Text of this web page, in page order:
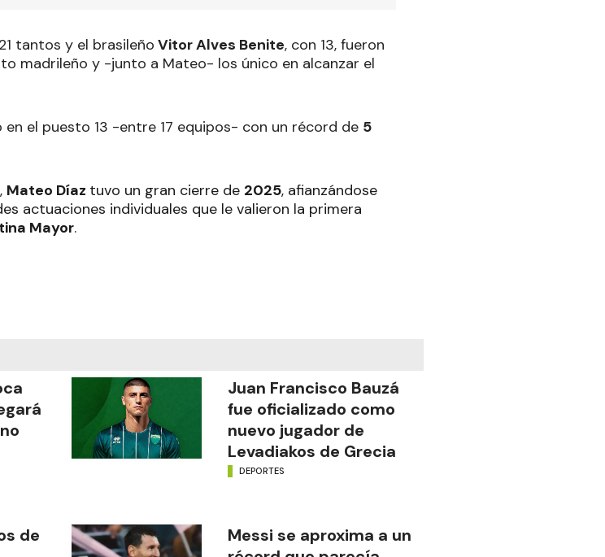
tantos y el brasileño Vitor Alves Benite, con 13, fueron
madrileño y -junto a Mateo- los único en alcanzar el
en el puesto 13 -entre 17 equipos- con un récord de 5
Mateo Díaz tuvo un gran cierre de 2025, afianzándose
actuaciones individuales que le valieron la primera
Mayor.
Juan Francisco Bauzá
fue oficializado como
nuevo jugador de
Levadiakos de Grecia
DEPORTES
de
Messi se aproxima a un